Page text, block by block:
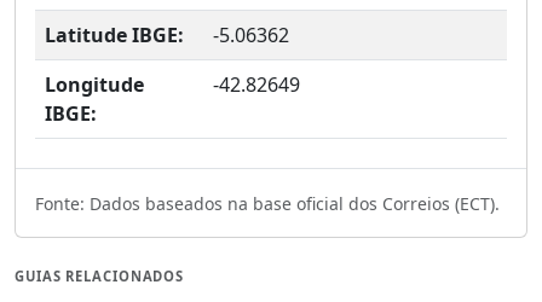
Latitude IBGE:
-5.06362
Longitude
IBGE:
-42.82649
Fonte: Dados baseados na base oficial dos Correios (ECT).
GUIAS RELACIONADOS